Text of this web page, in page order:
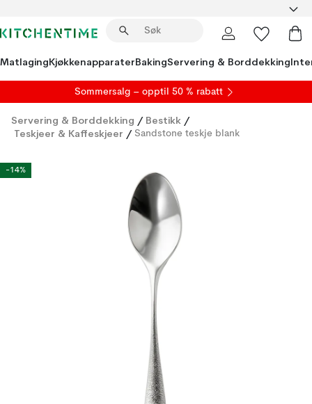
MatlagingKjøkkenapparaterBakingServering & Borddekking
Sommersalg – opptil 50 % rabatt
Servering & Borddekking / Bestikk /
Teskjeer & Kaffeskjeer / Sandstone teskje blank
-14%